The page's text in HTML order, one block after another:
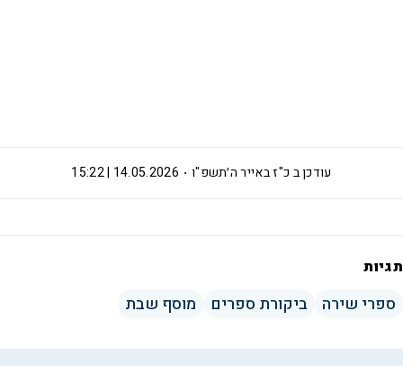
כ"ז באייר ה׳תשפ"ו 14.05.2026 | 15:22 עודכן ב
תגיות
ספרי שירה ביקורת ספרים מוסף שבת